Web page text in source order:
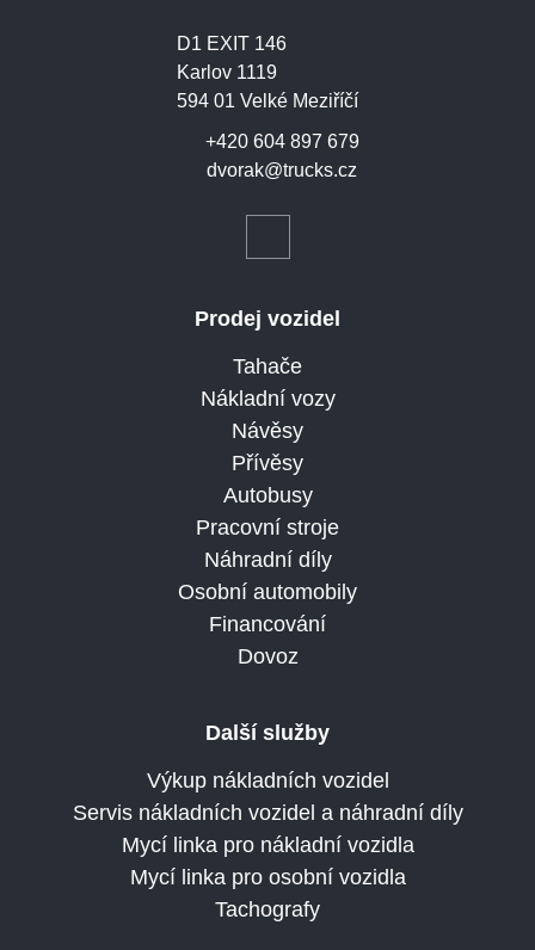
dvorak@trucks.cz
+420 604 897 679
D1 EXIT 146
Karlov 1119
594 01 Velké Meziříčí
Prodej vozidel
Tahače
Nákladní vozy
Návěsy
Přívěsy
Autobusy
Pracovní stroje
Náhradní díly
Osobní automobily
Financování
Dovoz
Další služby
Výkup nákladních vozidel
Servis nákladních vozidel a náhradní díly
Mycí linka pro nákladní vozidla
Mycí linka pro osobní vozidla
Tachografy